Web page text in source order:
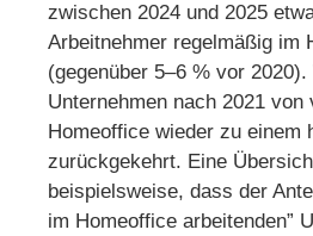
zwischen 2024 und 2025
Arbeitnehmer regelmäßig im
(gegenüber 5–6 % vor
Unternehmen nach 2021 von
Homeoffice wieder zu einem
zurückgekehrt. Eine
beispielsweise, dass der
im Homeoffice arbeitenden”